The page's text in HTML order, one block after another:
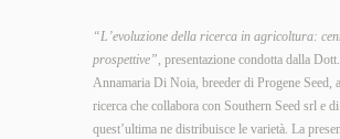
“L’evoluzione della ricerca in agricoltura:
prospettive”, presentazione condotta dalla
Annamaria Di Noia, breeder di Progene Seed,
ricerca che collabora con Southern Seed srl e
quest’ultima ne distribuisce le varietà. La